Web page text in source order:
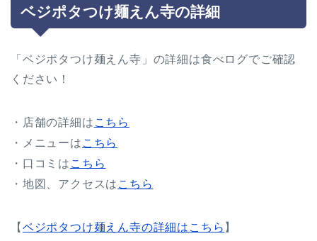
ベジポタつけ麺えん寺の詳細
「ベジポタつけ麺えん寺」の詳細は食べログでご確認
ください！
・店舗の詳細は こちら
・メニューは こちら
・口コミは こちら
・地図、アクセスは こちら
【 ベジポタつけ麺えん寺の詳細はこちら 】